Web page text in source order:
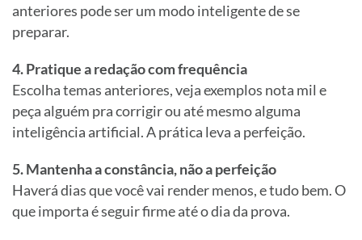
anteriores pode ser um modo inteligente de se
preparar.
4. Pratique a redação com frequência
Escolha temas anteriores, veja exemplos nota mil e
peça alguém pra corrigir ou até mesmo alguma
inteligência artificial. A prática leva a perfeição.
5. Mantenha a constância, não a perfeição
Haverá dias que você vai render menos, e tudo bem. O
que importa é seguir firme até o dia da prova.